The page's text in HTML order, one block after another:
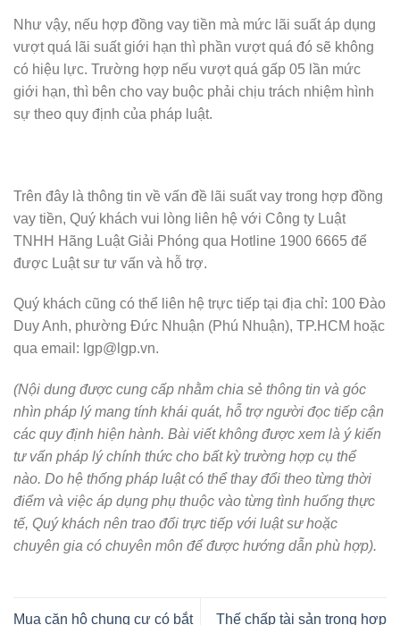
Như vậy, nếu hợp đồng vay tiền mà mức lãi suất áp dụng
vượt quá lãi suất giới hạn thì phần vượt quá đó sẽ không
có hiệu lực. Trường hợp nếu vượt quá gấp 05 lần mức
giới hạn, thì bên cho vay buộc phải chịu trách nhiệm hình
sự theo quy định của pháp luật.
Trên đây là thông tin về vấn đề lãi suất vay trong hợp đồng
vay tiền, Quý khách vui lòng liên hệ với Công ty Luật
TNHH Hãng Luật Giải Phóng qua Hotline 1900 6665 để
được Luật sư tư vấn và hỗ trợ.
Quý khách cũng có thể liên hệ trực tiếp tại địa chỉ: 100 Đào
Duy Anh, phường Đức Nhuận (Phú Nhuận), TP.HCM hoặc
qua email: lgp@lgp.vn.
(Nội dung được cung cấp nhằm chia sẻ thông tin và góc
nhìn pháp lý mang tính khái quát, hỗ trợ người đọc tiếp cận
các quy định hiện hành. Bài viết không được xem là ý kiến
tư vấn pháp lý chính thức cho bất kỳ trường hợp cụ thể
nào. Do hệ thống pháp luật có thể thay đổi theo từng thời
điểm và việc áp dụng phụ thuộc vào từng tình huống thực
tế, Quý khách nên trao đổi trực tiếp với luật sư hoặc
chuyên gia có chuyên môn để được hướng dẫn phù hợp).
Mua căn hộ chung cư có bắt Thế chấp tài sản trong hợp